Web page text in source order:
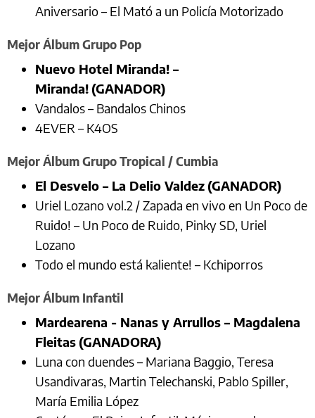
Aniversario – El Mató a un Policía Motorizado
Mejor Álbum Grupo Pop
Nuevo Hotel Miranda! –
Miranda! (GANADOR)
Vandalos – Bandalos Chinos
4EVER – K4OS
Mejor Álbum Grupo Tropical / Cumbia
El Desvelo – La Delio Valdez (GANADOR)
Uriel Lozano vol.2 / Zapada en vivo en Un Poco de
Ruido! – Un Poco de Ruido, Pinky SD, Uriel
Lozano
Todo el mundo está kaliente! – Kchiporros
Mejor Álbum Infantil
Mardearena - Nanas y Arrullos – Magdalena
Fleitas (GANADORA)
Luna con duendes – Mariana Baggio, Teresa
Usandivaras, Martin Telechanski, Pablo Spiller,
María Emilia López